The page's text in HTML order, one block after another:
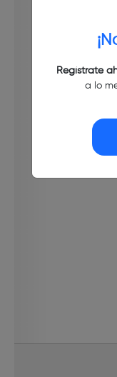
Regístrate
a lo